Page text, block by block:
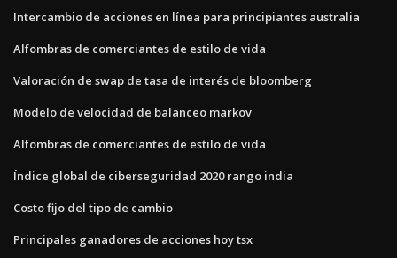
Intercambio de acciones en línea para principiantes australia
Alfombras de comerciantes de estilo de vida
Valoración de swap de tasa de interés de bloomberg
Modelo de velocidad de balanceo markov
Alfombras de comerciantes de estilo de vida
Índice global de ciberseguridad 2020 rango india
Costo fijo del tipo de cambio
Principales ganadores de acciones hoy tsx